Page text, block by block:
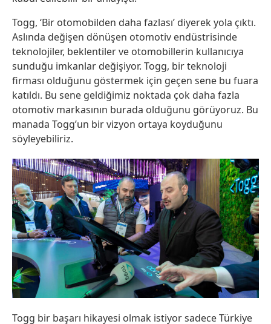
Togg, ‘Bir otomobilden daha fazlası’ diyerek yola çıktı.
Aslında değişen dönüşen otomotiv endüstrisinde
teknolojiler, beklentiler ve otomobillerin kullanıcıya
sunduğu imkanlar değişiyor. Togg, bir teknoloji
firması olduğunu göstermek için geçen sene bu fuara
katıldı. Bu sene geldiğimiz noktada çok daha fazla
otomotiv markasının burada olduğunu görüyoruz. Bu
manada Togg’un bir vizyon ortaya koyduğunu
söyleyebiliriz.
Togg bir başarı hikayesi olmak istiyor sadece Türkiye